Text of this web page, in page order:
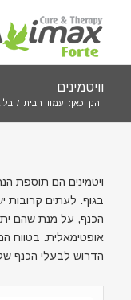
וויטמינים
הנך כאן: עמוד הבית /
ויטמינים הם תוספת
בגוף. לעתים קרובות
הכנף, על מנת שהם
אופטימאלית. בטווח
הדרוש לבעלי הכנף